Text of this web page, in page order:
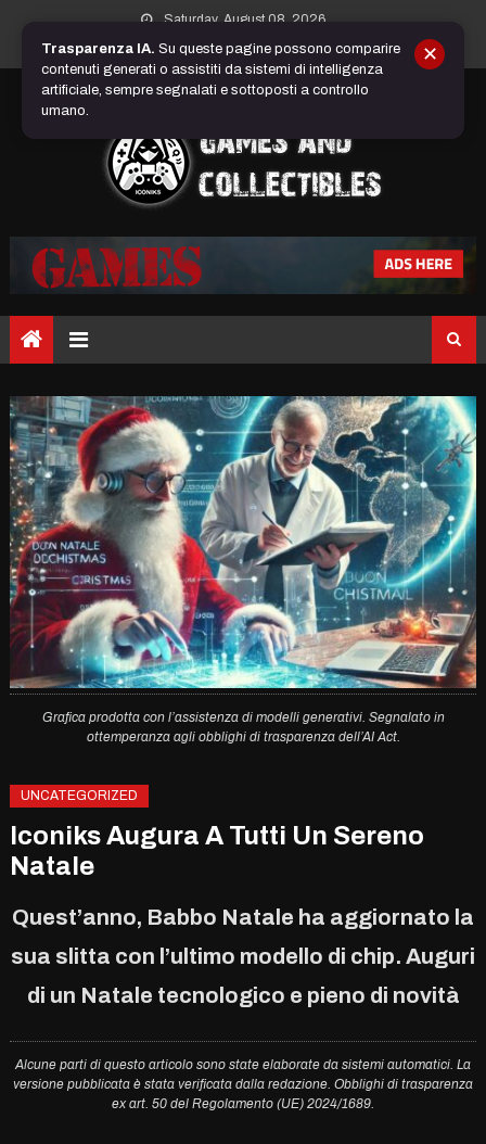
content
Saturday, August 08, 2026
Grafica prodotta con l’assistenza di modelli generativi. Segnalato in
ottemperanza agli obblighi di trasparenza dell’AI Act.
UNCATEGORIZED
Iconiks Augura A Tutti Un Sereno
Natale
Quest’anno, Babbo Natale ha aggiornato la
sua slitta con l’ultimo modello di chip. Auguri
di un Natale tecnologico e pieno di novità
Alcune parti di questo articolo sono state elaborate da sistemi automatici. La
versione pubblicata è stata verificata dalla redazione. Obblighi di trasparenza
ex art. 50 del Regolamento (UE) 2024/1689.
Trasparenza IA. Su queste pagine possono comparire
contenuti generati o assistiti da sistemi di intelligenza
artificiale, sempre segnalati e sottoposti a controllo
umano.
✕